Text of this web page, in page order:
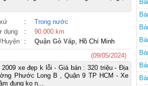
:
Trong nước
dụng :
90.000 km
Huyện : Quận Gò Vấp, Hồ Chí Minh
(09/05/2024)
xe đẹp k lỗi - Giá bán : 320 triệu - Địa
Phước Long B , Quận 9 TP HCM - Xe
đụng ko n...